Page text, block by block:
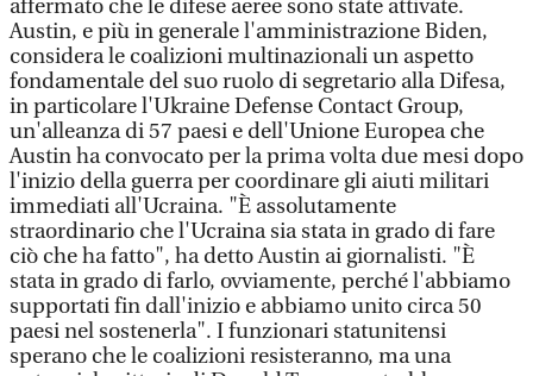
affermato che le difese aeree sono state attivate.
Austin, e più in generale l'amministrazione Biden,
considera le coalizioni multinazionali un aspetto
fondamentale del suo ruolo di segretario alla Difesa,
in particolare l'Ukraine Defense Contact Group,
un'alleanza di 57 paesi e dell'Unione Europea che
Austin ha convocato per la prima volta due mesi dopo
l'inizio della guerra per coordinare gli aiuti militari
immediati all'Ucraina. "È assolutamente
straordinario che l'Ucraina sia stata in grado di fare
ciò che ha fatto", ha detto Austin ai giornalisti. "È
stata in grado di farlo, ovviamente, perché l'abbiamo
supportati fin dall'inizio e abbiamo unito circa 50
paesi nel sostenerla". I funzionari statunitensi
sperano che le coalizioni resisteranno, ma una